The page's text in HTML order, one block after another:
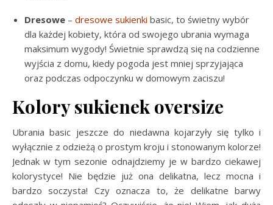
Dresowe – dresowe sukienki basic, to świetny wybór
dla każdej kobiety, która od swojego ubrania wymaga
maksimum wygody! Świetnie sprawdzą się na codzienne
wyjścia z domu, kiedy pogoda jest mniej sprzyjająca
oraz podczas odpoczynku w domowym zaciszu!
Kolory sukienek oversize
Ubrania basic jeszcze do niedawna kojarzyły się tylko i
wyłącznie z odzieżą o prostym kroju i stonowanym kolorze!
Jednak w tym sezonie odnajdziemy je w bardzo ciekawej
kolorystyce! Nie będzie już ona delikatna, lecz mocna i
bardzo soczysta! Czy oznacza to, że delikatne barwy